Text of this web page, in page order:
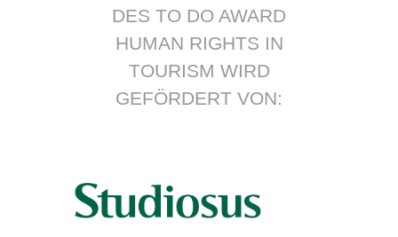
DES TO DO AWARD
HUMAN RIGHTS IN
TOURISM WIRD
GEFÖRDERT VON: